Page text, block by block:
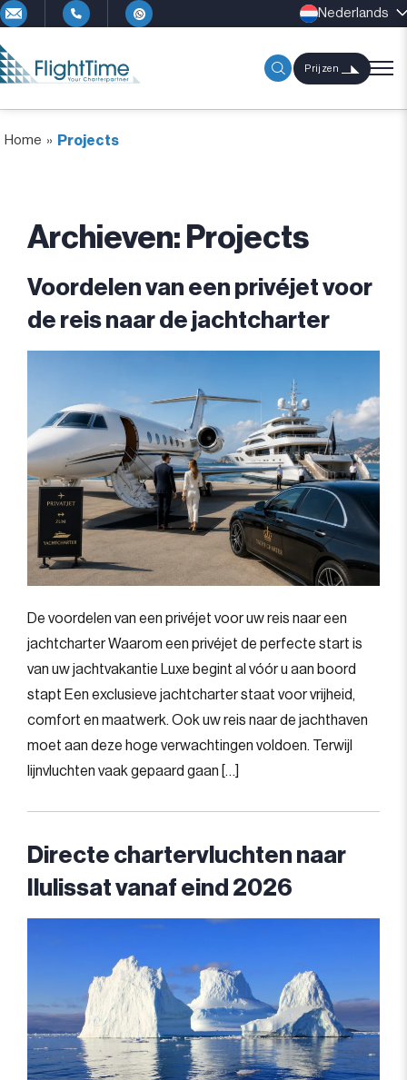
Nederlands
Prijzen
Home » Projects
Archieven: Projects
Voordelen van een privéjet voor
de reis naar de jachtcharter
De voordelen van een privéjet voor uw reis naar een
jachtcharter Waarom een privéjet de perfecte start is
van uw jachtvakantie Luxe begint al vóór u aan boord
stapt Een exclusieve jachtcharter staat voor vrijheid,
comfort en maatwerk. Ook uw reis naar de jachthaven
moet aan deze hoge verwachtingen voldoen. Terwijl
lijnvluchten vaak gepaard gaan […]
Directe chartervluchten naar
Ilulissat vanaf eind 2026